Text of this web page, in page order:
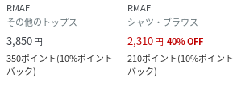
RMAF
その他のトップス
3,850円
350ポイント(10%ポイント
バック)
RMAF
シャツ・ブラウス
2,310円 40%OFF
210ポイント(10%ポイント
バック)